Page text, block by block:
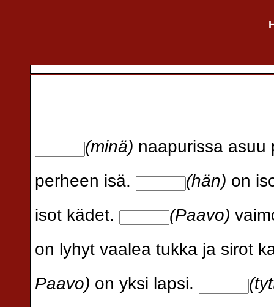
(minä) naapurissa asuu
perheen isä.
(hän) on
isot kädet.
(Paavo)
on lyhyt vaalea tukka ja sirot
Paavo) on yksi lapsi.